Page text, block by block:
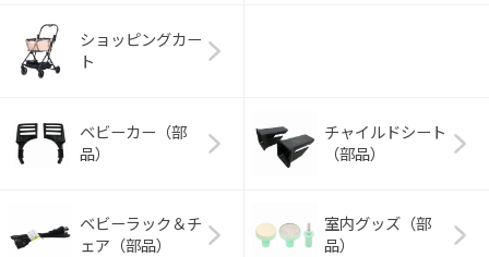
ショッピングカー
ト
ベビーカー（部
品）
チャイルドシート
（部品）
ベビーラック＆チ
ェア（部品）
室内グッズ（部
品）